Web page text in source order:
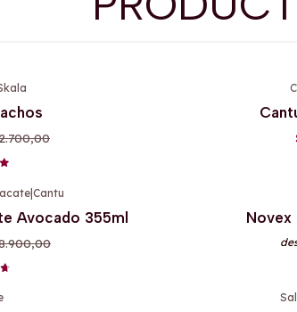
|Cantu
Avocado 355ml Novex